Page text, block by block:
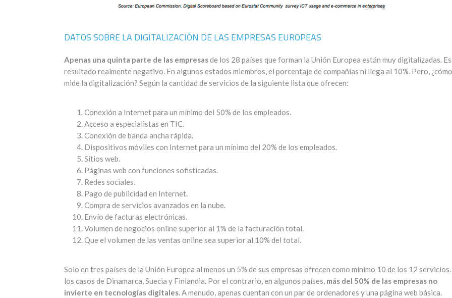
DATOS SOBRE LA DIGITALIZACIÓN DE LAS EMPRESAS EUROPEAS
Apenas una quinta parte de las empresasde los 28 países que forman la Unión Europea están muy digitalizadas. Es
resultado realmente negativo. En algunos estados miembros, el porcentaje de compañías ni llega al 10%. Pero,
mide la digitalización? Según la cantidad de servicios de la siguiente lista que ofrecen:
Conexión a Internet para un mínimo del 50% de los empleados.
Acceso a especialistas en TIC.
Conexión de banda ancha rápida.
Dispositivos móviles con Internet para un mínimo del 20% de los empleados.
Sitios web.
Páginas web con funciones sofisticadas.
Redes sociales.
Pago de publicidad en Internet.
Compra de servicios avanzados en la nube.
Envío de facturas electrónicas.
Volumen de negocios online superior al 1% de la facturación total.
Que el volumen de las ventas online sea superior al 10% del total.
Solo en tres países de la Unión Europea al menos un 5% de sus empresas ofrecen como mínimo 10 de los 12 servicios.
los casos de Dinamarca, Suecia y Finlandia. Por el contrario, en algunos países, más del 50% de las empresas no
invierte en tecnologías digitales.A menudo, apenas cuentan con un par de ordenadores y una página web básica.